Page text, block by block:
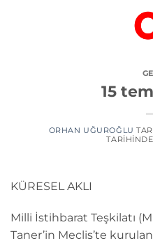
15
ORHAN UĞUROĞLU
KÜRESEL AKLI
Milli İstihbarat Teşkilatı
Taner’in Meclis’te